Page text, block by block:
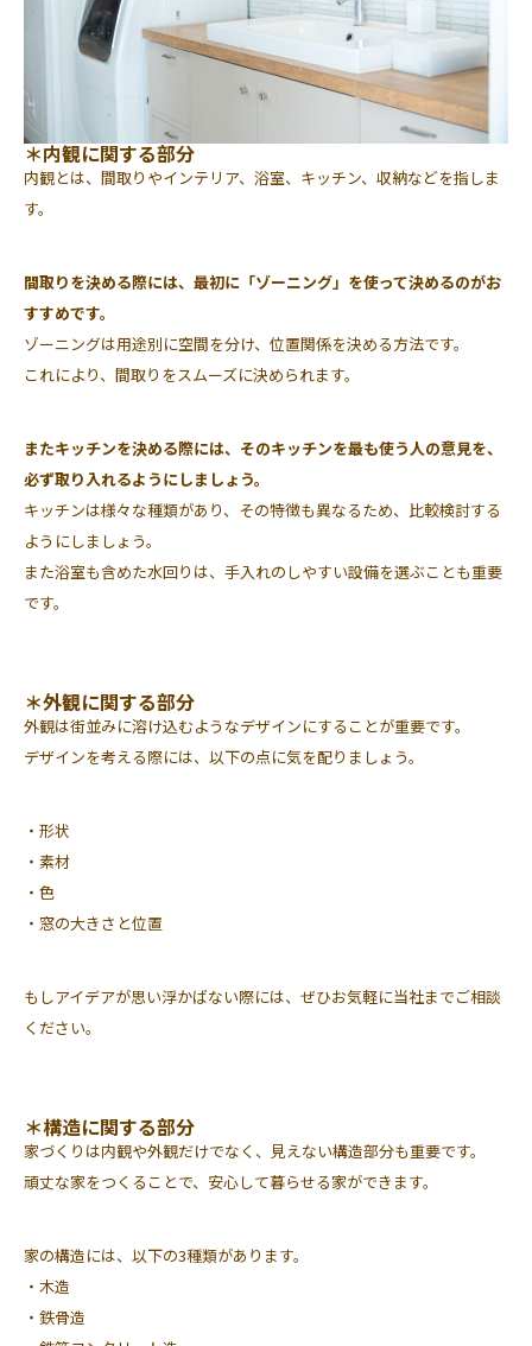
＊内観に関する部分
内観とは、間取りやインテリア、浴室、キッチン、収納などを指しま
す。
間取りを決める際には、最初に「ゾーニング」を使って決めるのがお
すすめです。
ゾーニングは用途別に空間を分け、位置関係を決める方法です。
これにより、間取りをスムーズに決められます。
またキッチンを決める際には、そのキッチンを最も使う人の意見を、
必ず取り入れるようにしましょう。
キッチンは様々な種類があり、その特徴も異なるため、比較検討する
ようにしましょう。
また浴室も含めた水回りは、手入れのしやすい設備を選ぶことも重要
です。
＊外観に関する部分
外観は街並みに溶け込むようなデザインにすることが重要です。
デザインを考える際には、以下の点に気を配りましょう。
・形状
・素材
・色
・窓の大きさと位置
もしアイデアが思い浮かばない際には、ぜひお気軽に当社までご相談
ください。
＊構造に関する部分
家づくりは内観や外観だけでなく、見えない構造部分も重要です。
頑丈な家をつくることで、安心して暮らせる家ができます。
家の構造には、以下の3種類があります。
・木造
・鉄骨造